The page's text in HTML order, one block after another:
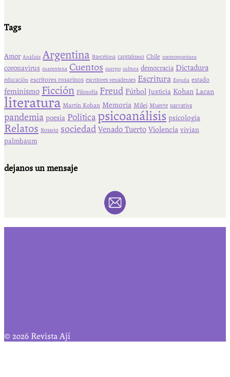
Tags
Amor Análisis Argentina Barcelona capitalismo Chile contemporánea
coronavirus cuarentena Cuentos cuerpo cultura democracia Dictadura
educación escritores rosarinos escritores venadenses Escritura España estado
feminismo Ficción Filosofía Freud Fútbol Justicia Kohan Lacan
literatura Martín Kohan Memoria Milei Muerte narrativa
pandemia poesía Política psicoanálisis psicología
Relatos Rosario sociedad Venado Tuerto Violencia vivian
palmbaum
dejanos un mensaje
© 2026 Revista Ají